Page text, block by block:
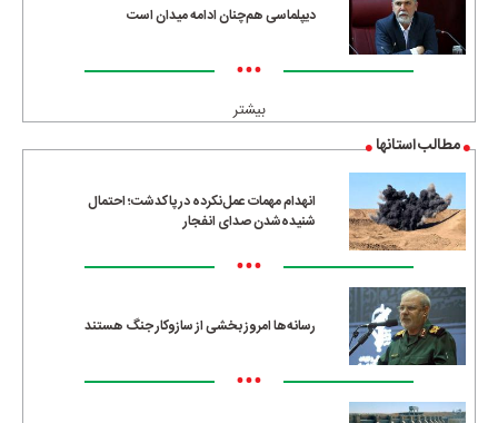
دیپلماسی هم‌چنان ادامه میدان است
•••
بیشتر
مطالب استانها
انهدام مهمات عمل‌نکرده در پاکدشت؛ احتمال
شنیده‌شدن صدای انفجار
•••
رسانه‌ها امروز بخشی از سازوکار جنگ هستند
•••